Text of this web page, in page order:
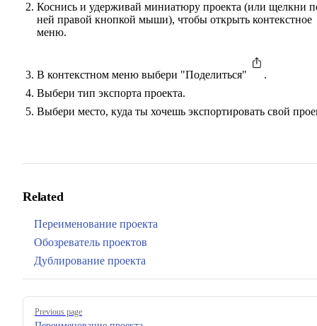
Коснись и удерживай миниатюру проекта (или щелкни
ней правой кнопкой мыши), чтобы открыть контекстное
меню.
В контекстном меню выбери "Поделиться"
.
Выбери тип экспорта проекта.
Выбери место, куда ты хочешь экспортировать свой
Related
Переименование проекта
Обозреватель проектов
Дублирование проекта
Pager
Previous page